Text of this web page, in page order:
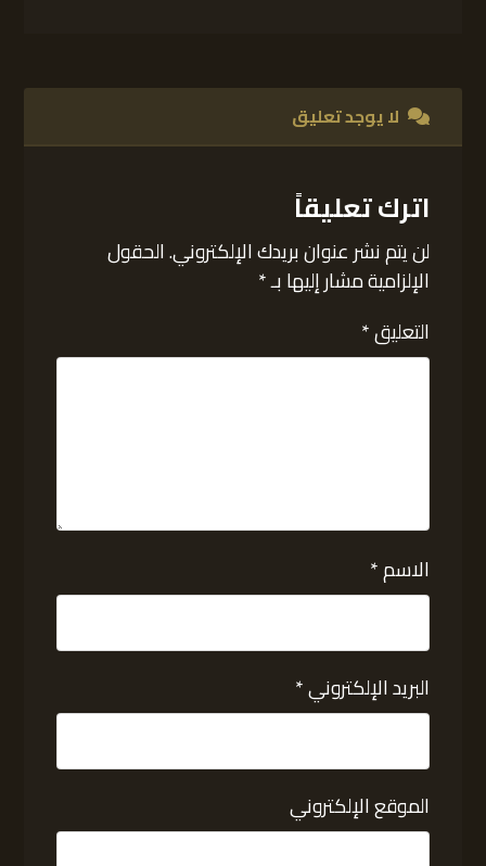
لا يوجد تعليق
اترك تعليقاً
لن يتم نشر عنوان بريدك الإلكتروني.الحقول
الإلزامية مشار إليها بـ*
التعليق*
الاسم*
البريد الإلكتروني*
الموقع الإلكتروني